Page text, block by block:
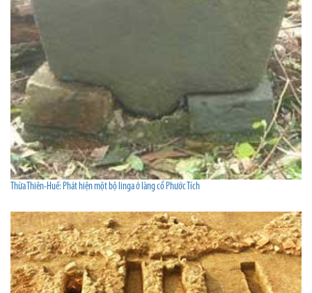
Thừa Thiên-Huế: Phát hiện một bộ linga ở làng cổ Phước Tích